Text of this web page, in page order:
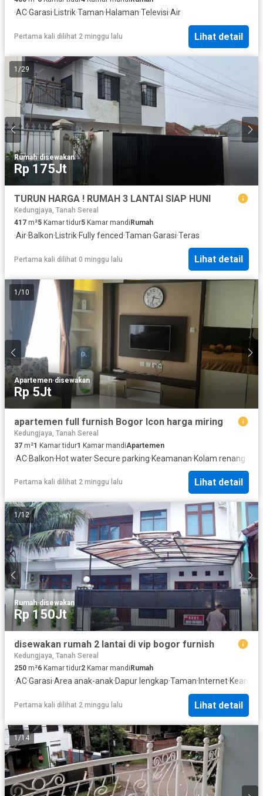
·AC·Garasi·Listrik·Taman·Halaman·Televisi·Air
Pertama kali dilihat 2 minggu lalu Lihat detail
1 /29
Rumah·disewakan
Rp 175Jt
TURUN HARGA ! RUMAH 3 LANTAI SIAP HUNI
Kedungjaya, Tanah Sereal
417 m²5 Kamar tidur5 Kamar mandi Rumah
·Air·Balkon· Listrik·Fully fenced·Taman·Garasi·Teras
Pertama kali dilihat 0 minggu lalu Lihat detail
1 /10
Apartemen·disewakan
Rp 5Jt
apartemen full furnish Bogor Icon harga miring
Kedungjaya, Tanah Sereal
37 m²1 Kamar tidur1 Kamar mandiApartemen
·AC·Balkon·Hot water·Secure parking·Keamanan·Kolam renang
Pertama kali dilihat 2 minggu lalu Lihat detail
1/12
Rumah·disewakan
Rp 150Jt
disewakan rumah 2 lantai di vip bogor furnish
Kedungjaya, Tanah Sereal
250 m²6 Kamar tidur2 Kamar mandi Rumah
·AC·Garasi·Area anak-anak·Dapur lengkap·Taman· Internet·
Pertama kali dilihat 2 minggu lalu Lihat detail
1 /14